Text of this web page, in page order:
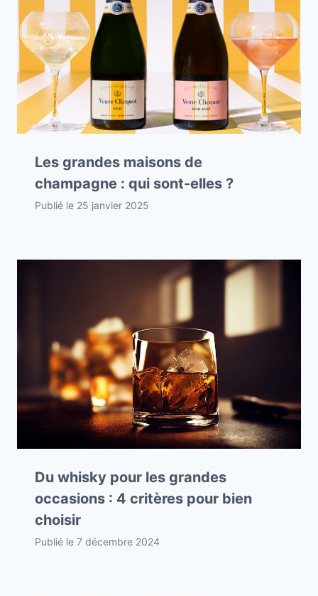
Les grandes maisons de
champagne : qui sont-elles ?
Publié le 25 janvier 2025
Du whisky pour les grandes
occasions : 4 critères pour bien
choisir
Publié le 7 décembre 2024